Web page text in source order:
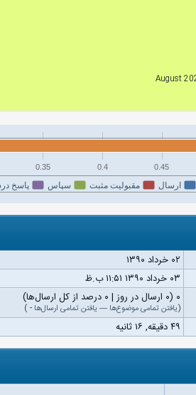
ارسال مقبولیت مثبت سپاس پاسخ
0.35 0.4 0.45
۰۲ خرداد ۱۳۹۰
۰۳ خرداد ۱۳۹۰ ۱۱:۵۱ ب.ظ
۰ (۰ ارسال در روز | ۰ درصد از کل ارسال‌ها)
(یافتن تمامی موضوع‌ها — یافتن تمامی ارسال‌ها -
)
۴۹ دقیقه, ۱۶ ثانیه